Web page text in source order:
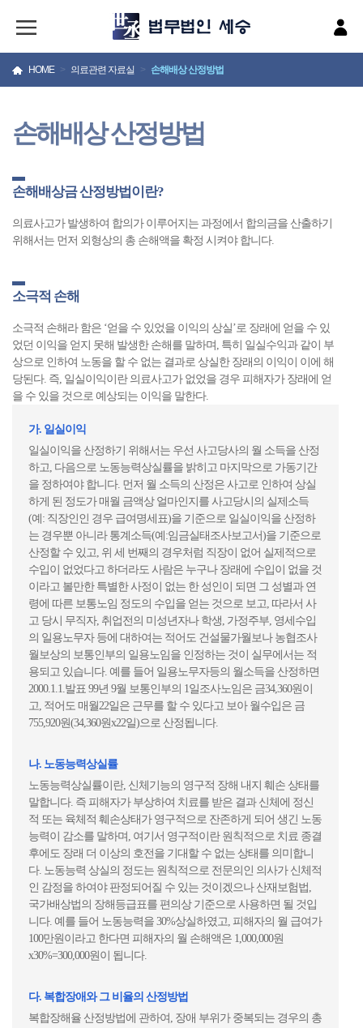
HOME > 의료관련 자료실 > 손해배상 산정방법
손해배상 산정방법
손해배상금 산정방법이란?
의료사고가 발생하여 합의가 이루어지는 과정에서 합의금을 산출하기
위해서는 먼저 외형상의 총 손해액을 확정 시켜야 합니다.
소극적 손해
소극적 손해라 함은 ‘얻을 수 있었을 이익의 상실’로 장래에 얻을 수 있
었던 이익을 얻지 못해 발생한 손해를 말하며, 특히 일실수익과 같이 부
상으로 인하여 노동을 할 수 없는 결과로 상실한 장래의 이익이 이에 해
당된다. 즉, 일실이익이란 의료사고가 없었을 경우 피해자가 장래에 얻
을 수 있을 것으로 예상되는 이익을 말한다.
가. 일실이익
일실이익을 산정하기 위해서는 우선 사고당사의 월 소득을 산정
하고, 다음으로 노동능력상실률을 밝히고 마지막으로 가동기간
을 정하여야 합니다. 먼저 월 소득의 산정은 사고로 인하여 상실
하게 된 정도가 매월 금액상 얼마인지를 사고당시의 실제소득
(예: 직장인인 경우 급여명세표)을 기준으로 일실이익을 산정하
는 경우뿐 아니라 통계소득(예:임금실태조사보고서)을 기준으로
산정할 수 있고, 위 세 번째의 경우처럼 직장이 없어 실제적으로
수입이 없었다고 하더라도 사람은 누구나 장래에 수입이 없을 것
이라고 볼만한 특별한 사정이 없는 한 성인이 되면 그 성별과 연
령에 따른 보통노임 정도의 수입을 얻는 것으로 보고, 따라서 사
고 당시 무직자, 취업전의 미성년자나 학생, 가정주부, 영세수입
의 일용노무자 등에 대하여는 적어도 건설물가월보나 농협조사
월보상의 보통인부의 일용노임을 인정하는 것이 실무에서는 적
용되고 있습니다. 예를 들어 일용노무자등의 월소득을 산정하면
2000.1.1.발표 99년 9월 보통인부의 1일조사노임은 금34,360원이
고, 적어도 매월22일은 근무를 할 수 있다고 보아 월수입은 금
755,920원(34,360원x22일)으로 산정됩니다.
나. 노동능력상실률
노동능력상실률이란, 신체기능의 영구적 장해 내지 훼손 상태를
말합니다. 즉 피해자가 부상하여 치료를 받은 결과 신체에 정신
적 또는 육체적 훼손상태가 영구적으로 잔존하게 되어 생긴 노동
능력이 감소를 말하며, 여기서 영구적이란 원칙적으로 치료 종결
후에도 장래 더 이상의 호전을 기대할 수 없는 상태를 의미합니
다. 노동능력 상실의 정도는 원칙적으로 전문의인 의사가 신체적
인 감정을 하여야 판정되어질 수 있는 것이겠으나 산재보험법,
국가배상법의 장해등급표를 편의상 기준으로 사용하면 될 것입
니다. 예를 들어 노동능력을 30%상실하였고, 피해자의 월 급여가
100만원이라고 한다면 피해자의 월 손해액은 1,000,000원
x30%=300,000원이 됩니다.
다. 복합장애와 그 비율의 산정방법
복합장해율 산정방법에 관하여, 장애 부위가 중복되는 경우의 총